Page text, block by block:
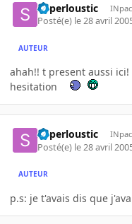
Superloustic
Posté(e) le 28 avril
AUTEUR
ahah!! t present aussi ici!
hesitation
Superloustic
Posté(e) le 28 avril
AUTEUR
p.s: je t'avais dis que